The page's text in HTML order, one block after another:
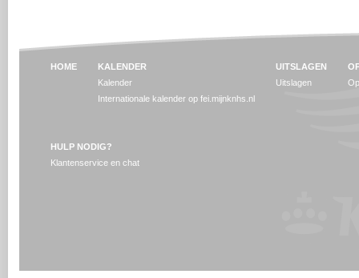
HOME
KALENDER
Kalender
Internationale kalender op fei.mijnknhs.nl
UITSLAGEN
Uitslagen
HULP NODIG?
Klantenservice en chat